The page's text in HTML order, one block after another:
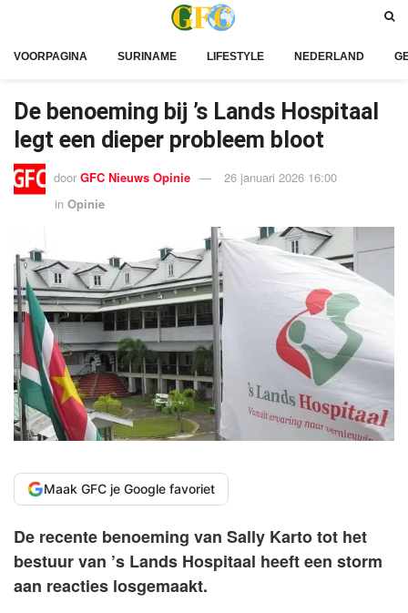
VOORPAGINA SURINAME LIFESTYLE NEDERLAND
De benoeming bij ’s Lands Hospitaal
legt een dieper probleem bloot
door GFC Nieuws Opinie
26 januari 2026 16:00
in Opinie
Maak GFC je Google favoriet
De recente benoeming van Sally Karto tot het
bestuur van ’s Lands Hospitaal heeft een storm
aan reacties losgemaakt.